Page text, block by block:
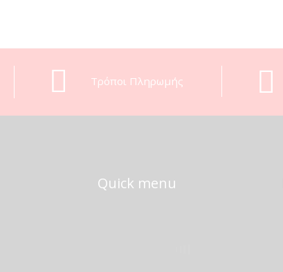
Τρόποι Πληρωμής
Quick menu